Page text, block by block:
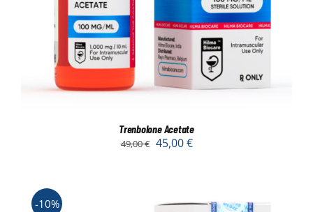
Trenbolone Acetate
49,00€ 45,00€
-10%